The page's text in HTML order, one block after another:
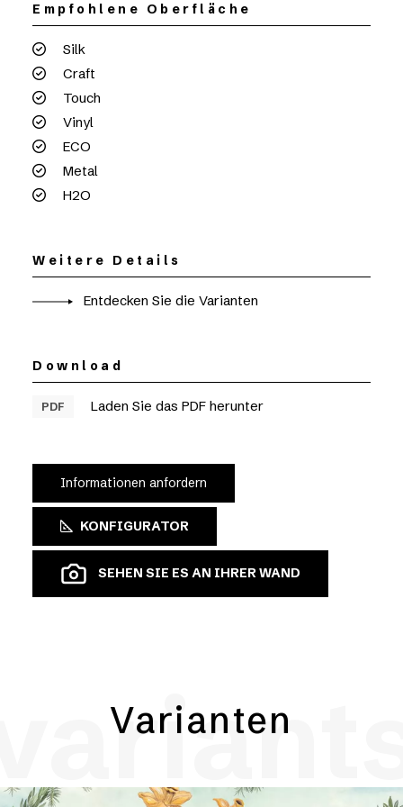
Empfohlene Oberfläche
Silk
Craft
Touch
Vinyl
ECO
Metal
H2O
Weitere Details
Entdecken Sie die Varianten
Download
PDF Laden Sie das PDF herunter
Informationen anfordern
KONFIGURATOR
SEHEN SIE ES AN IHRER WAND
Varianten